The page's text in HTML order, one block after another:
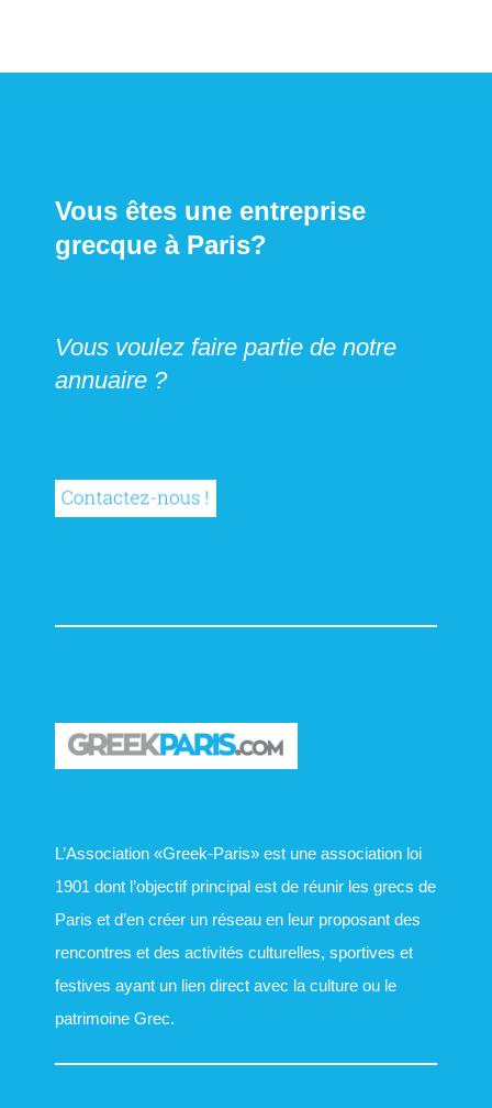
Vous êtes une entreprise
grecque à Paris?
Vous voulez faire partie de notre
annuaire ?
L’Association «Greek-Paris» est une association loi
1901 dont l’objectif principal est de réunir les grecs de
Paris et d’en créer un réseau en leur proposant des
rencontres et des activités culturelles, sportives et
festives ayant un lien direct avec la culture ou le
patrimoine Grec.